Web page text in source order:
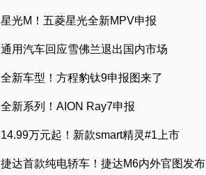
星光M！五菱星光全新MPV申报
通用汽车回应雪佛兰退出国内市场
全新车型！方程豹钛9申报图来了
全新系列！AION Ray7申报
14.99万元起！新款smart精灵#1上市
捷达首款纯电轿车！捷达M6内外官图发布